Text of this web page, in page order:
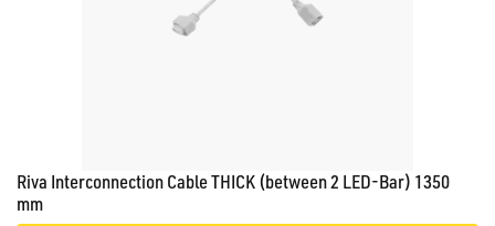
Riva Interconnection Cable THICK (between 2 LED-Bar) 1350
mm